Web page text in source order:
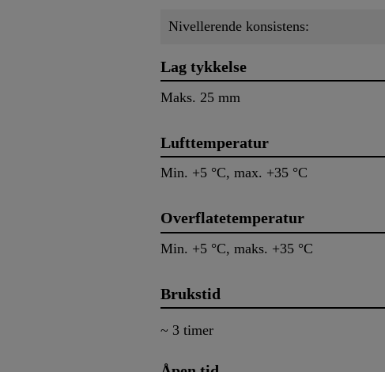
Nivellerende konsistens:
Lag tykkelse
Maks. 25 mm
Lufttemperatur
Min. +5 °C, max. +35 °C
Overflatetemperatur
Min. +5 °C, maks. +35 °C
Brukstid
~ 3 timer